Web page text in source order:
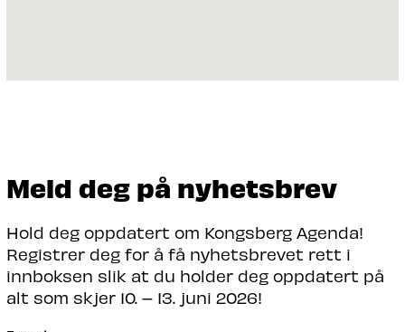
Meld deg på nyhetsbrev
Hold deg oppdatert om Kongsberg Agenda!
Registrer deg for å få nyhetsbrevet rett i
innboksen slik at du holder deg oppdatert på
alt som skjer 10. – 13. juni 2026!